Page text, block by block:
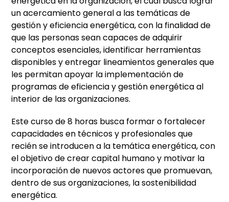
un acercamiento general a las temáticas de
gestión y eficiencia energética, con la finalidad de
que las personas sean capaces de adquirir
conceptos esenciales, identificar herramientas
disponibles y entregar lineamientos generales que
les permitan apoyar la implementación de
programas de eficiencia y gestión energética al
interior de las organizaciones.
Este curso de 8 horas busca formar o fortalecer
capacidades en técnicos y profesionales que
recién se introducen a la temática energética, con
el objetivo de crear capital humano y motivar la
incorporación de nuevos actores que promuevan,
dentro de sus organizaciones, la sostenibilidad
energética.